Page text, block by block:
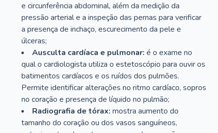
e circunferência abdominal, além da medição da
pressão arterial e a inspeção das pernas para verificar
a presença de inchaço, escurecimento da pele e
úlceras;
Ausculta cardíaca e pulmonar: é o exame no
qual o cardiologista utiliza o estetoscópio para ouvir os
batimentos cardíacos e os ruídos dos pulmões.
Permite identificar alterações no ritmo cardíaco, sopros
no coração e presença de líquido no pulmão;
Radiografia de tórax: mostra aumento do
tamanho do coração ou dos vasos sanguíneos,